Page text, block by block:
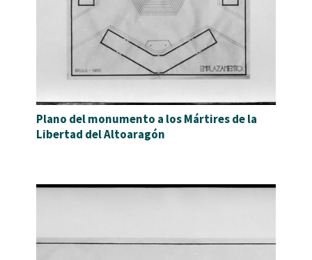
Plano del monumento a los Mártires de la
Libertad del Altoaragón